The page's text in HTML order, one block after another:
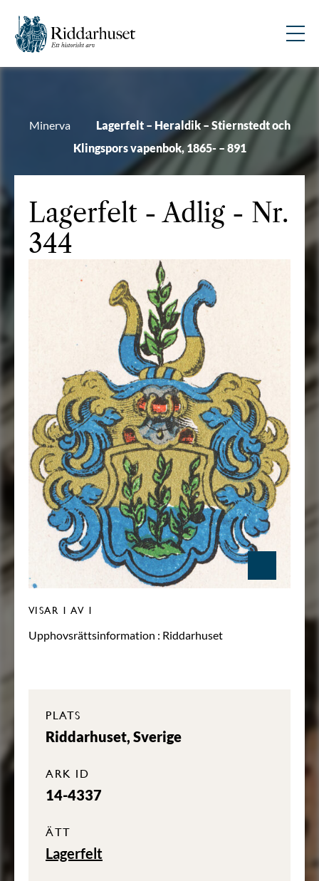
Minerva
Lagerfelt – Heraldik – Stiernstedt och
Klingspors vapenbok, 1865- – 891
Lagerfelt - Adlig - Nr.
344
VISAR 1 AV 1
Upphovsrättsinformation : Riddarhuset
PLATS
Riddarhuset, Sverige
ARK ID
14-4337
ÄTT
Lagerfelt